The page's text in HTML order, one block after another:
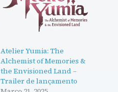
Atelier Yumia: The
Alchemist of Memories &
the Envisioned Land –
Trailer de lançamento